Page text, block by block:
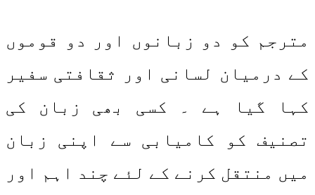
مترجم کو دو زبانوں اور دو قوموں
کے درمیان لسانی اور ثقافتی سفیر
کہا گیا ہے ۔ کسی بھی زبان کی
تصنیف کو کامیابی سے اپنی زبان
میں منتقل کرنے کے لئے چند اہم اور